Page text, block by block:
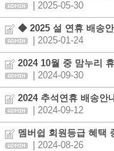
| 2025-05-30
◆ 2025 설 연휴 배송
| 2025-01-24
2024 10월 중 맘누리
| 2024-09-30
2024 추석연휴 배송안
| 2024-09-12
멤버쉽 회원등급 혜택
| 2024-08-26